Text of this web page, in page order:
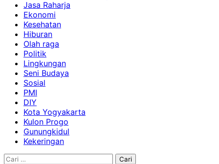
Jasa Raharja
Ekonomi
Kesehatan
Hiburan
Olah raga
Politik
Lingkungan
Seni Budaya
Sosial
PMI
DIY
Kota Yogyakarta
Kulon Progo
Gunungkidul
Kekeringan
Cari